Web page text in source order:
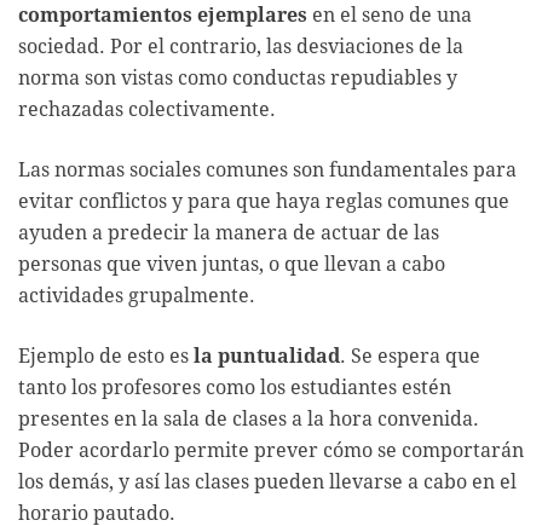
comportamientos ejemplares en el seno de una
sociedad. Por el contrario, las desviaciones de la
norma son vistas como conductas repudiables y
rechazadas colectivamente.
Las normas sociales comunes son fundamentales para
evitar conflictos y para que haya reglas comunes que
ayuden a predecir la manera de actuar de las
personas que viven juntas, o que llevan a cabo
actividades grupalmente.
Ejemplo de esto es la puntualidad. Se espera que
tanto los profesores como los estudiantes estén
presentes en la sala de clases a la hora convenida.
Poder acordarlo permite prever cómo se comportarán
los demás, y así las clases pueden llevarse a cabo en el
horario pautado.